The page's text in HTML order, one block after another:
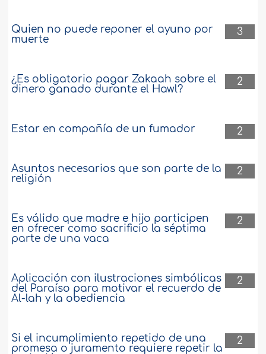
3
Quien no puede reponer el ayuno por
muerte
2
¿Es obligatorio pagar Zakaah sobre el
dinero ganado durante el Hawl?
2
Estar en compañía de un fumador
2
Asuntos necesarios que son parte de la
religión
2
Es válido que madre e hijo participen
en ofrecer como sacrificio la séptima
parte de una vaca
2
Aplicación con ilustraciones simbólicas
del Paraíso para motivar el recuerdo de
Al-lah y la obediencia
2
Si el incumplimiento repetido de una
promesa o juramento requiere repetir la